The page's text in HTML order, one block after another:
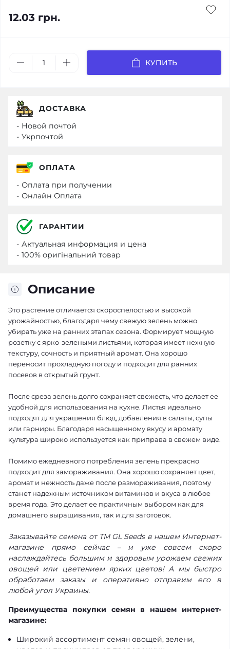
12.03 грн.
КУПИТЬ
Описание
Это растение отличается скороспелостью и высокой
урожайностью, благодаря чему свежую зелень можно
убирать уже на ранних этапах сезона. Формирует мощную
розетку с ярко-зелеными листьями, которая имеет нежную
текстуру, сочность и приятный аромат. Она хорошо
переносит прохладную погоду и подходит для ранних
посевов в открытый грунт.
После среза зелень долго сохраняет свежесть, что делает ее
удобной для использования на кухне. Листья идеально
подходят для украшения блюд, добавления в салаты, супы
или гарниры. Благодаря насыщенному вкусу и аромату
культура широко используется как приправа в свежем виде.
Помимо ежедневного потребления зелень прекрасно
подходит для замораживания. Она хорошо сохраняет цвет,
аромат и нежность даже после размораживания, поэтому
станет надежным источником витаминов и вкуса в любое
время года. Это делает ее практичным выбором как для
домашнего выращивания, так и для заготовок.
Заказывайте семена от ТМ GL Seeds в нашем Интернет-
магазине прямо сейчас – и уже совсем скоро
наслаждайтесь большим и здоровым урожаем свежих
овощей или цветением ярких цветов! А мы быстро
обработаем заказы и оперативно отправим его в
любой угол Украины.
Преимущества покупки семян в нашем интернет-
магазине:
Широкий ассортимент семян овощей, зелени,
ДОСТАВКА
- Новой почтой
- Укрпочтой
ОПЛАТА
- Оплата при получении
- Онлайн Оплата
ГАРАНТИИ
- Актуальная информация и цена
- 100% оригінальний товар